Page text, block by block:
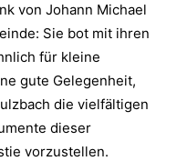
von Johann Michael
Sie bot mit ihren
für kleine
gute Gelegenheit,
die vielfältigen
dieser
vorzustellen.